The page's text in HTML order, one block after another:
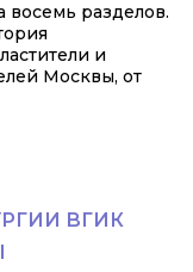
восемь разделов.
и
Москвы, от
ВГИК